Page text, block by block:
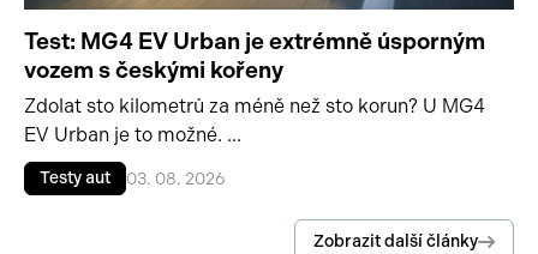
Test: MG4 EV Urban je extrémně úsporným
vozem s českými kořeny
Zdolat sto kilometrů za méně než sto korun? U MG4
EV Urban je to možné. ...
Testy aut 03. 08. 2026
Zobrazit další články